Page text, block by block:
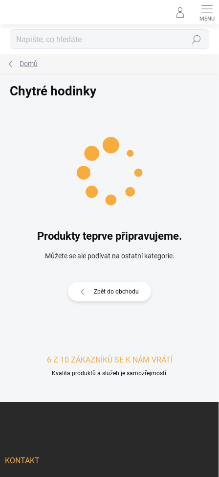
Hledat
Domů
Chytré hodinky
Produkty teprve připravujeme.
Můžete se ale podívat na ostatní kategorie.
Zpět do obchodu
6 Z 10 ZÁKAZNÍKŮ SE K NÁM VRÁTÍ
Kvalita produktů a služeb je samozřejmostí.
KONTAKT